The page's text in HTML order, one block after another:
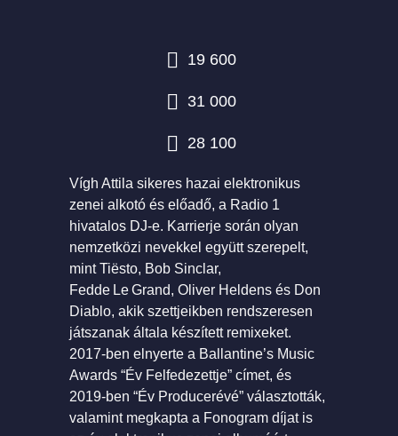
19 600
31 000
28 100
Vígh Attila sikeres hazai elektronikus
zenei alkotó és előadő, a Radio 1
hivatalos DJ-e. Karrierje során olyan
nemzetközi nevekkel együtt szerepelt,
mint Tiësto, Bob Sinclar,
Fedde Le Grand, Oliver Heldens és Don
Diablo, akik szettjeikben rendszeresen
játszanak általa készített remixeket.
2017-ben elnyerte a Ballantine’s Music
Awards “Év Felfedezettje” címet, és
2019-ben “Év Producerévé” választották,
valamint megkapta a Fonogram díjat is